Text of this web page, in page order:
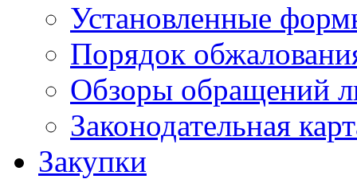
Установленные
Порядок
Обзоры обращений
Законодательная
Закупки